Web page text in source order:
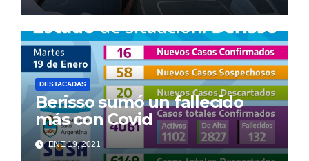
DESTACADAS
Berisso sumó un fallecido
más con Covid
ENE 19, 2021